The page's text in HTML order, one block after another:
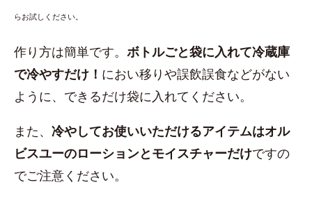
らお試しください。
作り方は簡単です。 ボトルごと袋に入れて冷蔵庫
で冷やすだけ！ におい移りや誤飲誤食などがない
ように、できるだけ袋に入れてください。
また、 冷やしてお使いいただけるアイテムはオル
ビスユーのローションとモイスチャーだけですの
でご注意ください。